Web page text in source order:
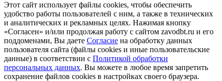
Этот сайт использует файлы cookies, чтобы обеспечить
удобство работы пользователей с ним, а также в технических
и аналитических и рекламных целях. Нажимая кнопку
«Согласен» и/или продолжая работу с сайтом zavodbt.ru и его
поддоменами, Вы даете Согласие на обработку данных
пользователя сайта (файлы cookies и иные пользовательские
данные) в соответствии с Политикой обработки
персональных данных. Вы можете в любое время запретить
сохранение файлов cookies в настройках своего браузера.